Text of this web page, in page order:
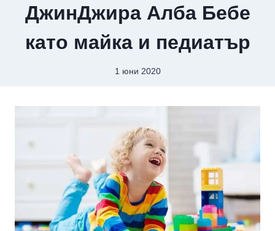
ДжинДжира Алба Бебе
като майка и педиатър
1 юни 2020